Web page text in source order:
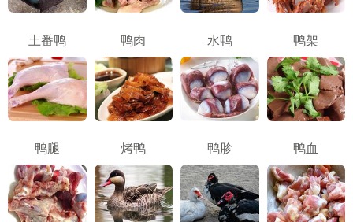
土番鸭 鸭肉 水鸭 鸭架
鸭腿 烤鸭 鸭胗 鸭血